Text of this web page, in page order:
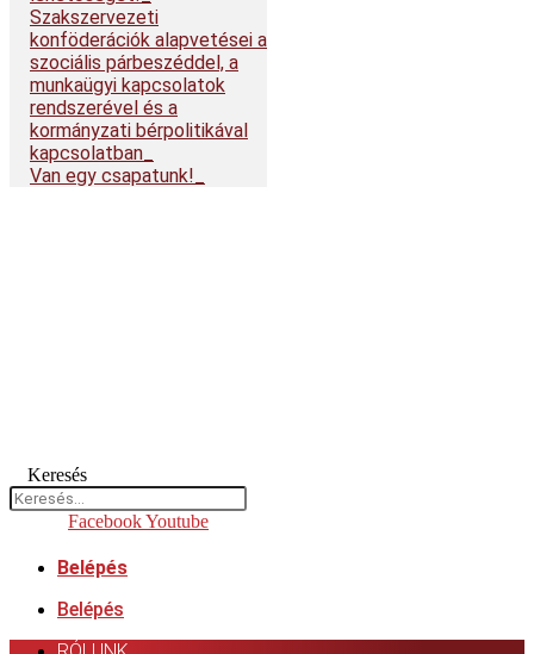
Szakszervezeti
konföderációk alapvetései a
szociális párbeszéddel, a
munkaügyi kapcsolatok
rendszerével és a
kormányzati bérpolitikával
kapcsolatban
Van egy csapatunk!
Keresés
FacebookYoutube
Belépés
Belépés